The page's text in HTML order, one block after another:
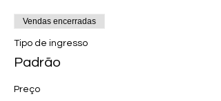
Vendas encerradas
Tipo de ingresso
Padrão
Preço